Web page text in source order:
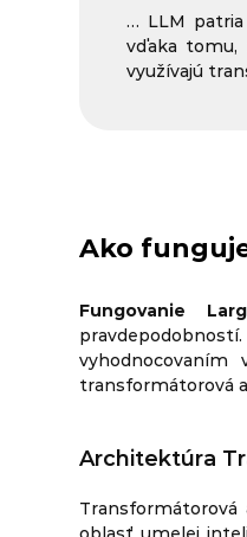
… LLM patria
vďaka tomu,
využívajú
Ako
Fungovanie
transformátorová
Architektúra